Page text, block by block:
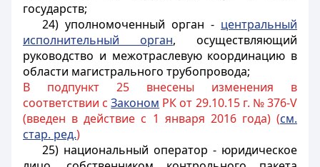
государств;
24) уполномоченный орган - центральный
исполнительный орган, осуществляющий
руководство и межотраслевую координацию в
области магистрального трубопровода;
В подпункт 25 внесены изменения в
соответствии сЗаконом РК от 29.10.15 г. № 376-V
(введен в действие с 1 января 2016 года) (см.
стар. ред.)
25) национальный оператор - юридическое